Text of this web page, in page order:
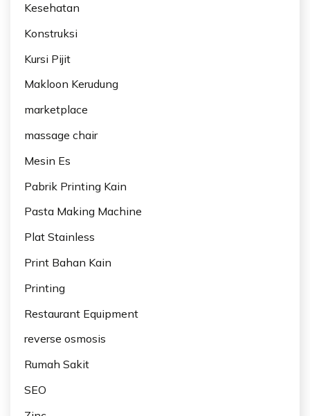
Kesehatan
Konstruksi
Kursi Pijit
Makloon Kerudung
marketplace
massage chair
Mesin Es
Pabrik Printing Kain
Pasta Making Machine
Plat Stainless
Print Bahan Kain
Printing
Restaurant Equipment
reverse osmosis
Rumah Sakit
SEO